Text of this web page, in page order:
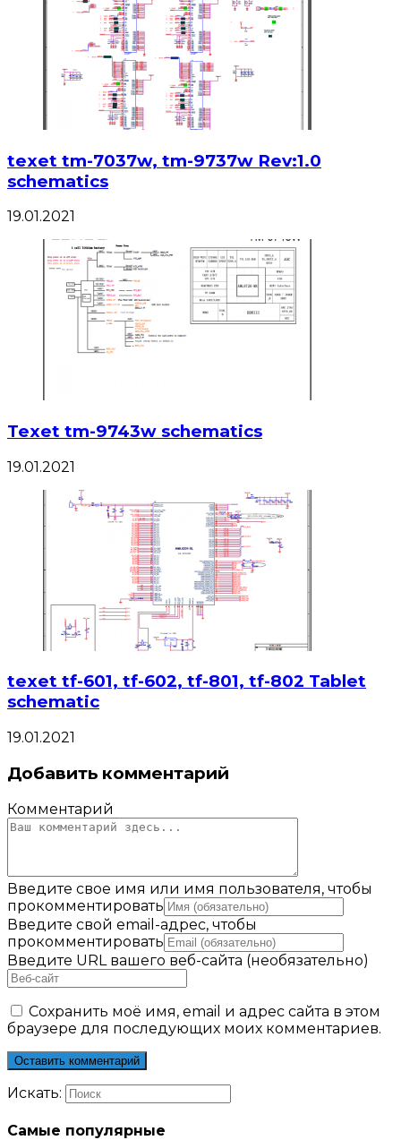
texet tm-7037w, tm-9737w Rev:1.0
schematics
19.01.2021
Texet tm-9743w schematics
19.01.2021
texet tf-601, tf-602, tf-801, tf-802 Tablet
schematic
19.01.2021
Добавить комментарий
Комментарий
Введите свое имя или имя пользователя, чтобы
прокомментировать
Введите свой email-адрес, чтобы
прокомментировать
Введите URL вашего веб-сайта (необязательно)
Сохранить моё имя, email и адрес сайта в этом
браузере для последующих моих комментариев.
Искать:
Самые популярные